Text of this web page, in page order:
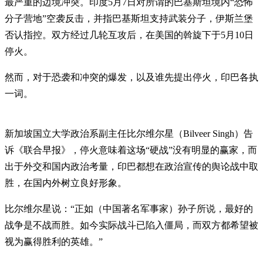
最严重的边境冲突。印度5月7日对所谓的巴基斯坦境内“恐怖
分子营地”空袭反击，并指巴基斯坦支持武装分子，伊斯兰堡
否认指控。双方经过几轮互攻后，在美国的斡旋下于5月10日
停火。
然而，对于恐袭和冲突的爆发，以及谁先提出停火，印巴各执
一词。
新加坡国立大学政治系副主任比尔维尔星（Bilveer Singh）告
诉《联合早报》，停火意味着这场“硬战”没有明显的赢家，而
出于外交和国内政治考量，印巴都想在政治宣传的舆论战中取
胜，在国内外树立良好形象。
比尔维尔星说：“正如（中国著名军事家）孙子所说，最好的
战争是不战而胜。如今实际战斗已陷入僵局，而双方都希望被
视为赢得胜利的英雄。”